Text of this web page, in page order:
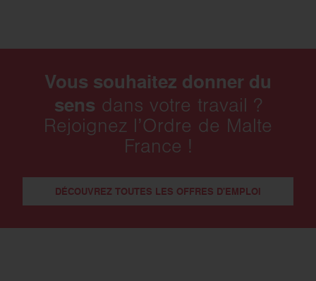
Vous souhaitez donner du
sens dans votre travail ?
Rejoignez l’Ordre de Malte
France !
DÉCOUVREZ TOUTES LES OFFRES D'EMPLOI